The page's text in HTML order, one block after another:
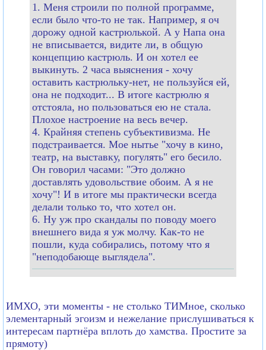
1. Меня строили по полной программе,
если было что-то не так. Например, я оч
дорожу одной кастрюлькой. А у Напа она
не вписывается, видите ли, в общую
концепцию кастрюль. И он хотел ее
выкинуть. 2 часа выяснения - хочу
оставить кастрюльку-нет, не пользуйся ей,
она не подходит... В итоге кастрюлю я
отстояла, но пользоваться ею не стала.
Плохое настроение на весь вечер.
4. Крайняя степень субъективизма. Не
подстраивается. Мое нытье "хочу в кино,
театр, на выставку, погулять" его бесило.
Он говорил часами: "Это должно
доставлять удовольствие обоим. А я не
хочу"! И в итоге мы практически всегда
делали только то, что хотел он.
6. Ну уж про скандалы по поводу моего
внешнего вида я уж молчу. Как-то не
пошли, куда собирались, потому что я
"неподобающе выглядела".
ИМХО, эти моменты - не столько ТИМное, сколько
элементарный эгоизм и нежелание прислушиваться к
интересам партнёра вплоть до хамства. Простите за
прямоту)